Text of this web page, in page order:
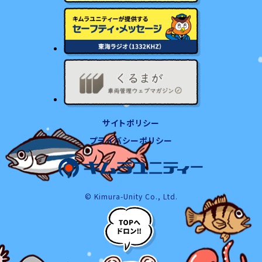
サイトポリシー
プライバシーポリシー
© Kimura-Unity Co., Ltd.